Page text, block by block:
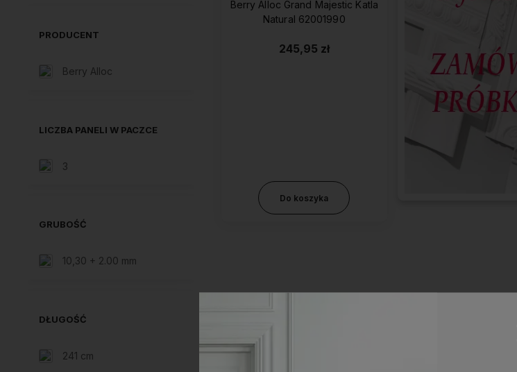
PRODUCENT
Berry Alloc
LICZBA PANELI W PACZCE
3
GRUBOŚĆ
10,30 + 2.00 mm
DŁUGOŚĆ
241 cm
Berry Alloc Grand Majestic Katla
Natural 62001990
245,95 zł
Do koszyka